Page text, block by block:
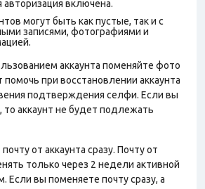
включена.
могут быть как пустые, так и с
записями, фотографиями и
аккаунта поменяйте фото
при восстановлении аккаунта
подтверждения селфи. Если вы
то аккаунт не будет подлежать
от аккаунта сразу. Почту от
только через 2 недели активной
Если вы поменяете почту сразу, а